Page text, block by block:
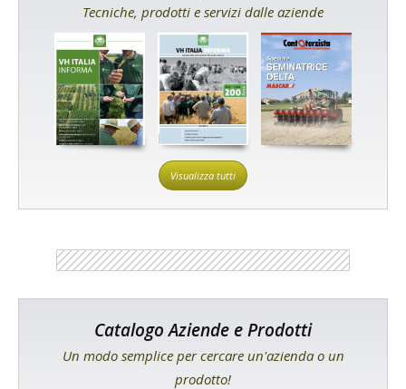
Tecniche, prodotti e servizi dalle aziende
Visualizza tutti
Catalogo Aziende e Prodotti
Un modo semplice per cercare un'azienda o un
prodotto!